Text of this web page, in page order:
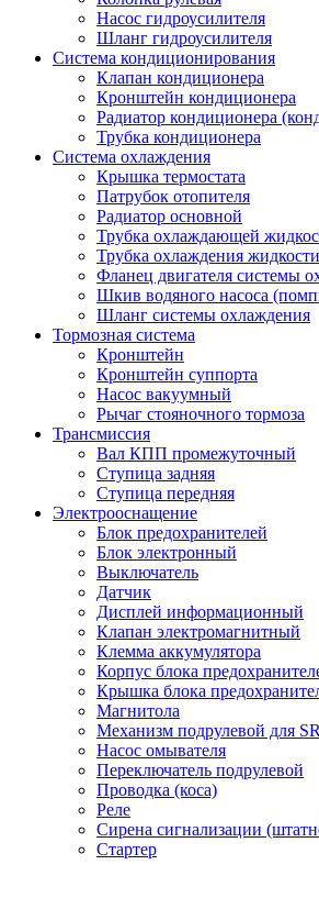
Насос гидроусилителя
Шланг гидроусилителя
Система кондиционирования
Клапан кондиционера
Кронштейн кондиционера
Радиатор кондиционера
Трубка кондиционера
Система охлаждения
Крышка термостата
Патрубок отопителя
Радиатор основной
Трубка охлаждающей
Трубка охлаждения
Фланец двигателя системы
Шкив водяного насоса
Шланг системы охлаждения
Тормозная система
Кронштейн
Кронштейн суппорта
Насос вакуумный
Рычаг стояночного тормоза
Трансмиссия
Вал КПП промежуточный
Ступица задняя
Ступица передняя
Электрооснащение
Блок предохранителей
Блок электронный
Выключатель
Датчик
Дисплей информационный
Клапан электромагнитный
Клемма аккумулятора
Корпус блока
Крышка блока
Магнитола
Механизм подрулевой для
Насос омывателя
Переключатель подрулевой
Проводка (коса)
Реле
Сирена сигнализации
Стартер